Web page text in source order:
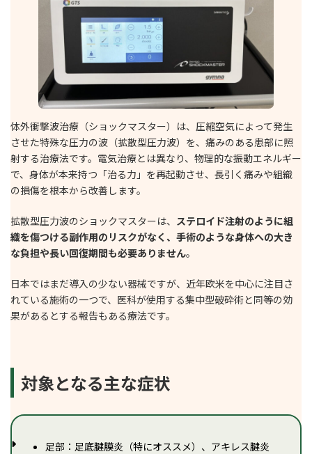
体外衝撃波治療（ショックマスター）は、圧縮空気によって発生
させた特殊な圧力の波（拡散型圧力波）を、痛みのある患部に照
射する治療法です。電気治療とは異なり、物理的な振動エネルギー
で、身体が本来持つ「治る力」を再起動させ、長引く痛みや組織
の損傷を根本から改善します。
拡散型圧力波のショックマスターは、 ステロイド注射のように組
織を傷つける副作用のリスクがなく、手術のような身体への大き
な負担や長い回復期間も必要ありません。
日本ではまだ導入の少ない器械ですが、近年欧米を中心に注目さ
れている施術の一つで、医科が使用する集中型破砕術と同等の効
果があるとする報告もある療法です。
対象となる主な症状
足部：足底腱膜炎（特にオススメ）、アキレス腱炎